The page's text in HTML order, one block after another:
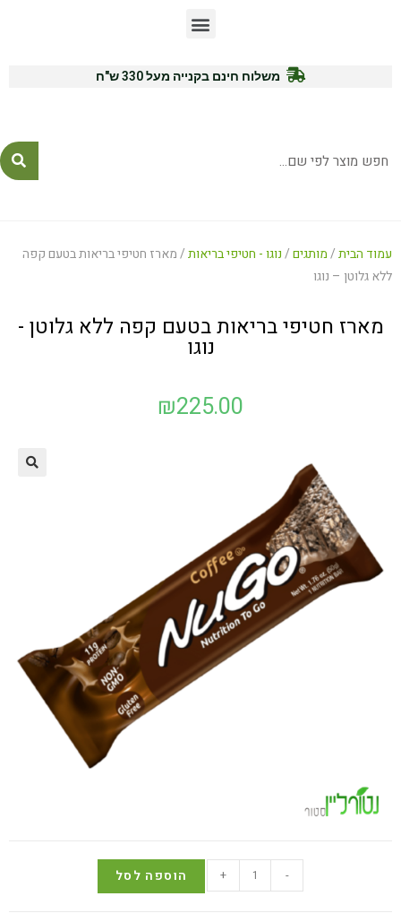
משלוח חינם בקנייה מעל 330 ש"ח
עמוד הבית/מותגים/נוגו - חטיפי בריאות/ מארז חטיפי בריאות בטעם קפה
ללא גלוטן – נוגו
מארז חטיפי בריאות בטעם קפה ללא גלוטן -
נוגו
₪225.00
-
+ הוספה לסל